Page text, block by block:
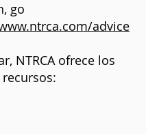
go
advice
NTRCA ofrece los